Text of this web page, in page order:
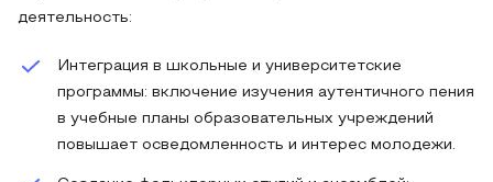
деятельность:
Интеграция в школьные и университетские
программы: включение изучения аутентичного пения
в учебные планы образовательных учреждений
повышает осведомленность и интерес молодежи.